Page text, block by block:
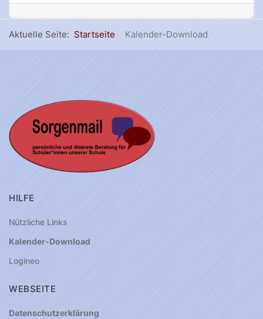
Aktuelle Seite: Startseite Kalender-Download
HILFE
Nützliche Links
Kalender-Download
Logineo
WEBSEITE
Datenschutzerklärung